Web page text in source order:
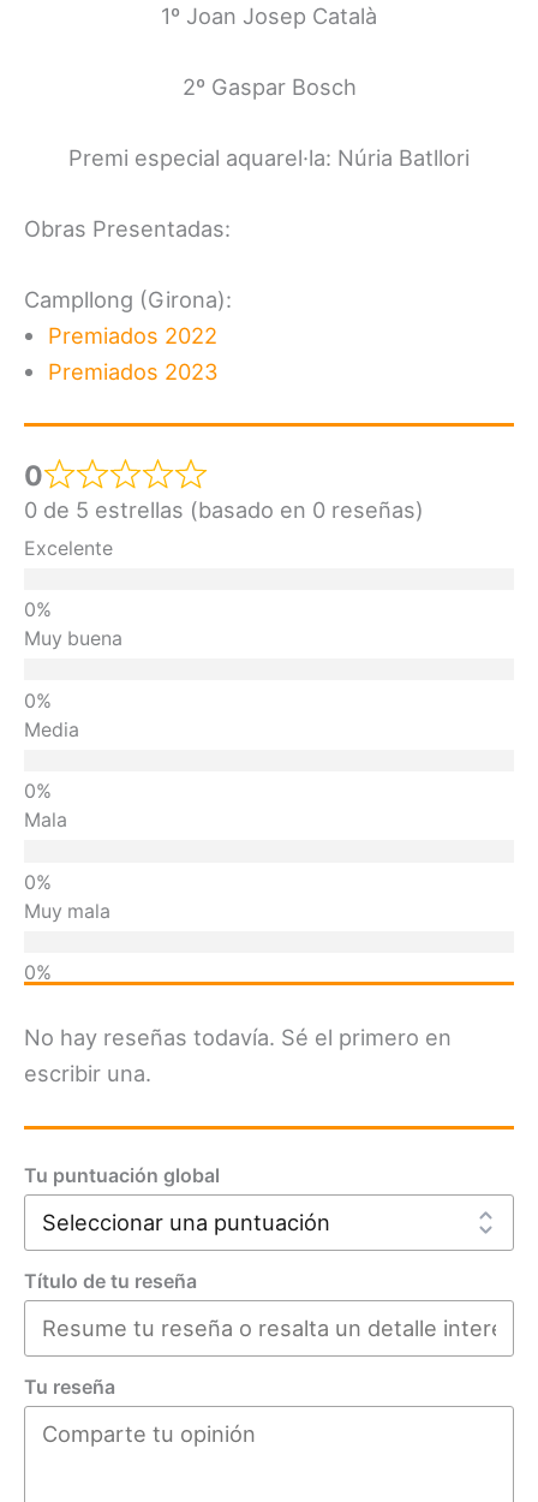
1º Joan Josep Català
2º Gaspar Bosch
Premi especial aquarel·la: Núria Batllori
Obras Presentadas:
Campllong (Girona):
Premiados 2022
Premiados 2023
0
0 de 5 estrellas (basado en 0 reseñas)
Excelente
Muy buena
Media
Mala
Muy mala
No hay reseñas todavía. Sé el primero en
escribir una.
Tu puntuación global
Título de tu reseña
Tu reseña